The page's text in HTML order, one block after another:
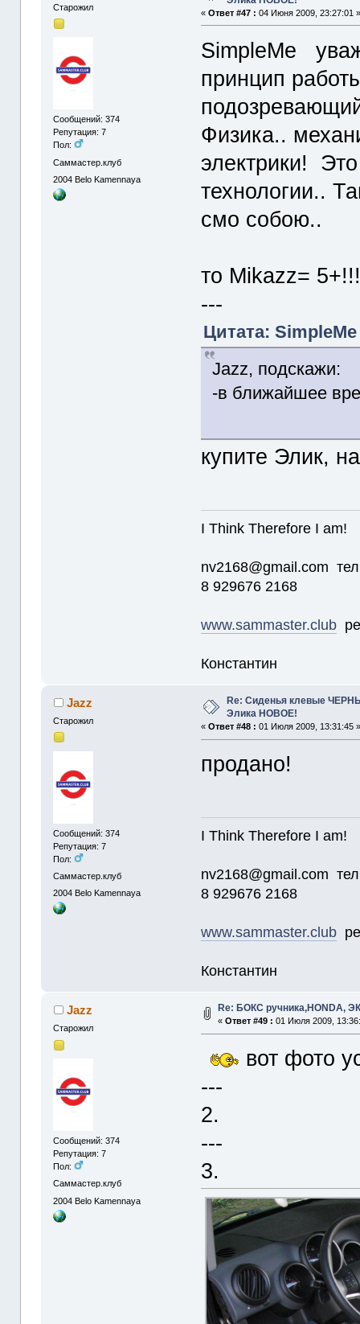
Старожил
Сообщений: 374
Репутация: 7
Пол:
Саммастер.клуб
2004 Belo Kamennaya
«Ответ #47 : 04 Июня 2009, 23:27:01
SimpleMe
принцип
Физика..
электрики!
технологии..
смо собою..
то Mikazz=
---
Цитата:
Jazz, подскажи:
-в ближайшее
купите Элик,
I Think Therefore I am!
nv2168@gmail.com
8 929676 2168
www.sammaster.club
Константин
Jazz
Старожил
Сообщений: 374
Репутация: 7
Пол:
Саммастер.клуб
2004 Belo Kamennaya
Re: Сиденья клевые
Элика НОВОЕ!
«Ответ #48 : 01 Июля 2009, 13:31:45
продано!
I Think Therefore I am!
nv2168@gmail.com
8 929676 2168
www.sammaster.club
Константин
Jazz
Старожил
Сообщений: 374
Репутация: 7
Пол:
Саммастер.клуб
2004 Belo Kamennaya
Re: БОКС ручника,HONDA,
«Ответ #49 : 01 Июля 2009,
вот фото
---
2.
---
3.